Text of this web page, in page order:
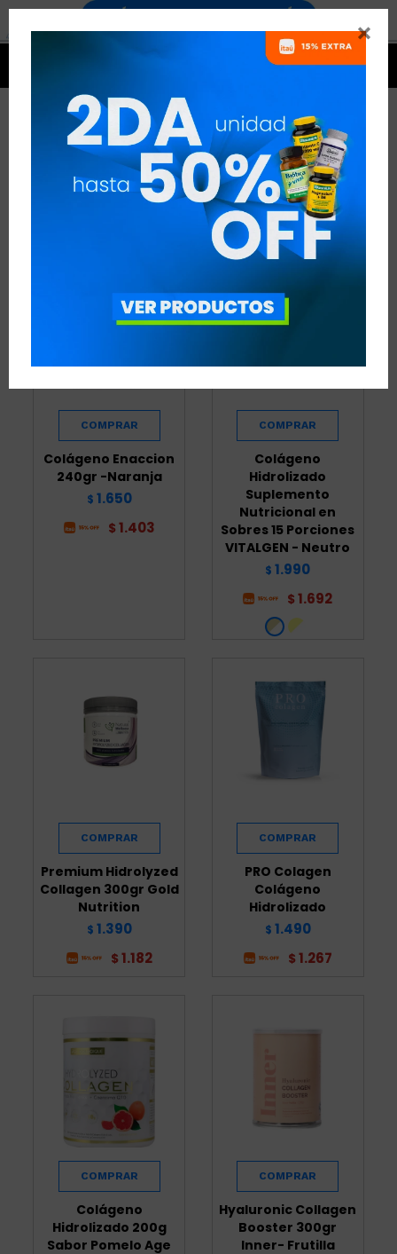

POLVO
COLÁGENO Y ÁCIDO HIALURÓNICO POLVO QUITAR FILTROS
RECOMENDADOS
Colágeno Enaccion
240gr -Naranja
$ 1.650
$ 1.403
Colágeno
Hidrolizado
Suplemento
Nutricional en
Sobres 15 Porciones
VITALGEN - Neutro
$ 1.990
$ 1.692
Premium Hidrolyzed
Collagen 300gr Gold
Nutrition
$ 1.390
$ 1.182
PRO Colagen
Colágeno
Hidrolizado
$ 1.490
$ 1.267
Colágeno
Hidrolizado 200g
Sabor Pomelo Age
Hyaluronic Collagen
Booster 300gr
Inner- Frutilla